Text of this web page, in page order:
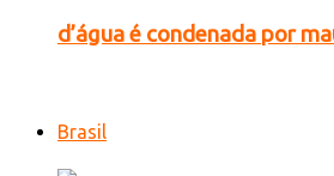
d’água é condenada por
Brasil